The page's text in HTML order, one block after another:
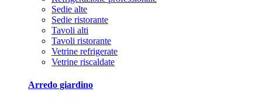
Sedie alte
Sedie ristorante
Tavoli alti
Tavoli ristorante
Vetrine refrigerate
Vetrine riscaldate
Arredo giardino